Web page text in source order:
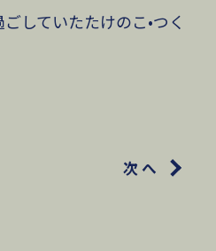
していたたけのこ•つく
次へ